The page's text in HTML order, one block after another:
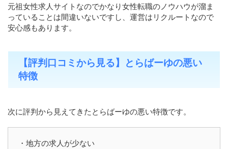
元祖女性求人サイトなのでかなり女性転職のノウハウが溜ま
っていることは間違いないですし、運営はリクルートなので
安心感もあります。
【評判口コミから見る】とらばーゆの悪い
特徴
次に評判から見えてきたとらばーゆの悪い特徴です。
・地方の求人が少ない